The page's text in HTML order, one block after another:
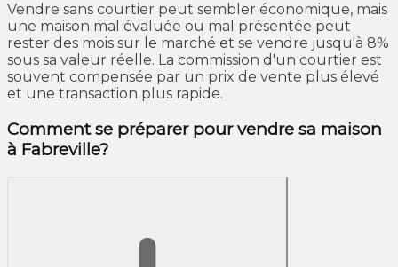
Vendre sans courtier peut sembler économique, mais
une maison mal évaluée ou mal présentée peut
rester des mois sur le marché et se vendre jusqu'à 8%
sous sa valeur réelle. La commission d'un courtier est
souvent compensée par un prix de vente plus élevé
et une transaction plus rapide.
Comment se préparer pour vendre sa maison
à Fabreville?